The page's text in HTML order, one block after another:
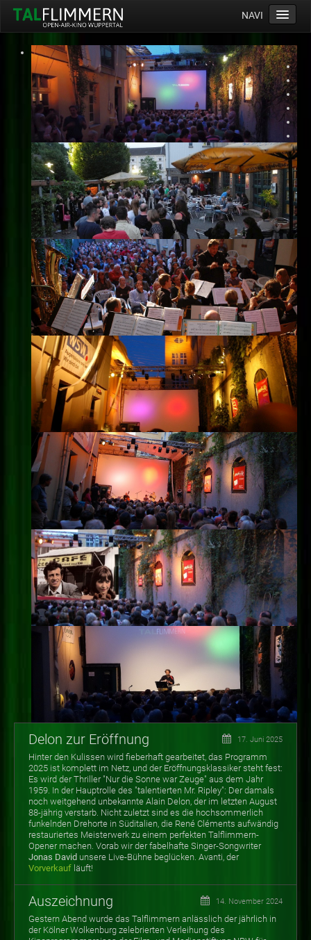
NAVI
Home
Programm
Service
Ticketinfos
Ort
Anreise
Wetter
Kinogutschein
Konzept
Archiv
Kontakt
Impressum
Datenschutz
Delon zur Eröffnung 17. Juni 2025
Hinter den Kulissen wird fieberhaft gearbeitet, das Programm
2025 ist komplett im Netz, und der Eröffnungsklassiker steht fest:
Es wird der Thriller "Nur die Sonne war Zeuge" aus dem Jahr
1959. In der Hauptrolle des "talentierten Mr. Ripley": Der damals
noch weitgehend unbekannte Alain Delon, der im letzten August
88-jährig verstarb. Nicht zuletzt sind es die hochsommerlich
funkelnden Drehorte in Süditalien, die René Cléments aufwändig
restauriertes Meisterwerk zu einem perfekten Talflimmern-
Opener machen. Vorab wir der fabelhafte Singer-Songwriter
Jonas David unsere Live-Bühne beglücken. Avanti, der
Vorverkauf läuft!
Auszeichnung 14. November 2024
Gestern Abend wurde das Talflimmern anlässlich der jährlich in
der Kölner Wolkenburg zelebrierten Verleihung des